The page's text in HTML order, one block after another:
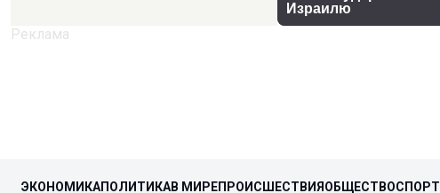
ЭКОНОМИКАПОЛИТИКАВ МИРЕПРОИСШЕСТВИЯ ОБЩЕСТВОСПОРТ